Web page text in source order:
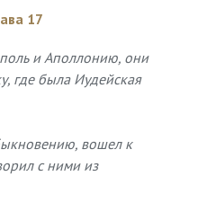
17
и Аполлонию, они
где была Иудейская
вошел к
с ними из